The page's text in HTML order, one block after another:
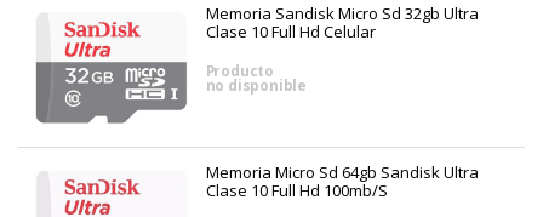
Memoria Sandisk Micro Sd 32gb Ultra
Clase 10 Full Hd Celular
Producto
no disponible
Memoria Micro Sd 64gb Sandisk Ultra
Clase 10 Full Hd 100mb/s